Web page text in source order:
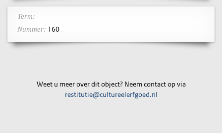
Term:
Nummer: 160
Weet u meer over dit object? Neem contact op via
restitutie@cultureelerfgoed.nl